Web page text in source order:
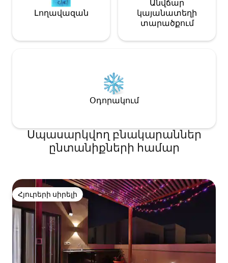
Լողավազան
Անվճար
կայանատեղի
տարածքում
Օդորակում
Սպասարկվող բնակարաններ
ընտանիքների համար
Հյուրերի սիրելի
Հյուրերի սիրելի